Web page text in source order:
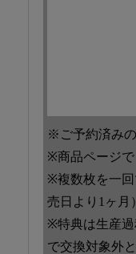
※ご予約済みの
※商品ページ
※複数枚を一
売日より1ヶ月
※特典は生産
で交換対象外